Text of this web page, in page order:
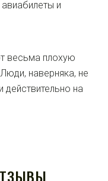
и
весьма плохую
наверняка, не
действительно на